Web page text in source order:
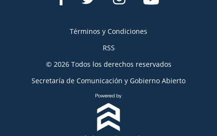
Términos y Condiciones
RSS
© 2026 Todos los derechos reservados
Secretaría de Comunicación y Gobierno Abierto